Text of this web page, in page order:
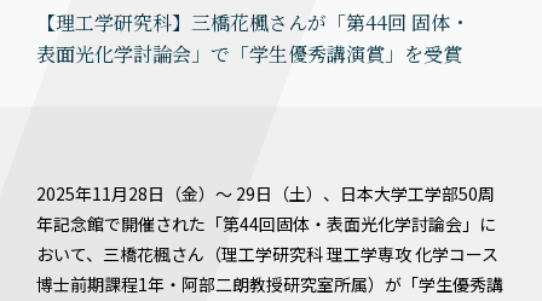
【理工学研究科】三橋花楓さんが「第44回 固体・
表面光化学討論会」で「学生優秀講演賞」を受賞
2025年11月28日（金）～ 29日（土）、日本大学工学部50周
年記念館で開催された「第44回固体・表面光化学討論会」に
おいて、三橋花楓さん（理工学研究科 理工学専攻 化学コース
博士前期課程1年・阿部二朗教授研究室所属）が「学生優秀講